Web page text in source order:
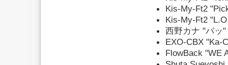
Kis-My-Ft2
Kis-My-Ft2
西野カナ "パッ"
EXO-CBX "Ka-
FlowBack "WE